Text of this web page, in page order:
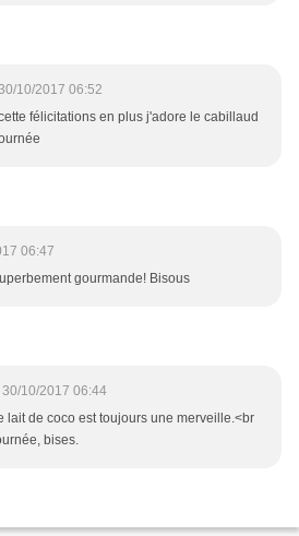
10/2017 06:52
félicitations en plus j'adore le cabillaud
06:47
gourmande! Bisous
30/10/2017 06:44
lait de coco est toujours une merveille.<br
bises.